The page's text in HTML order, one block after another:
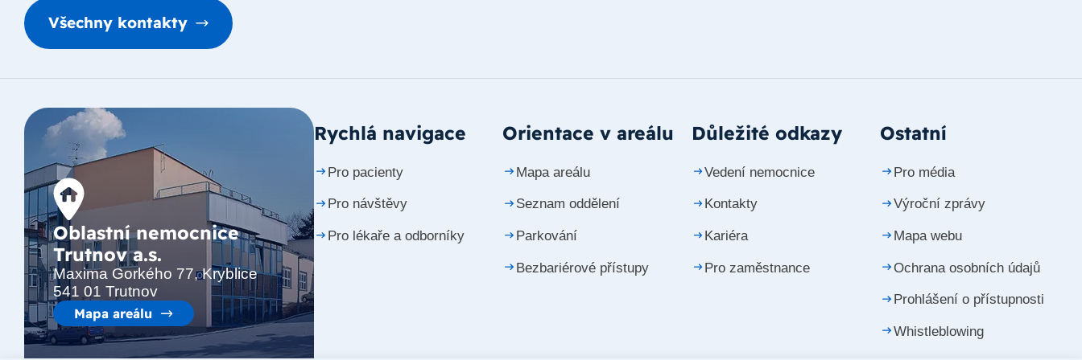
Všechny kontakty
Oblastní nemocnice
Trutnov a.s.
Maxima Gorkého 77, Kryblice
541 01 Trutnov
Mapa areálu
Rychlá navigace
Pro pacienty
Pro návštěvy
Pro lékaře a odborníky
Orientace v areálu
Mapa areálu
Seznam oddělení
Parkování
Bezbariérové přístupy
Důležité odkazy
Vedení nemocnice
Kontakty
Kariéra
Pro zaměstnance
Ostatní
Pro média
Výroční zprávy
Mapa webu
Ochrana osobních údajů
Prohlášení o přístupnosti
Whistleblowing